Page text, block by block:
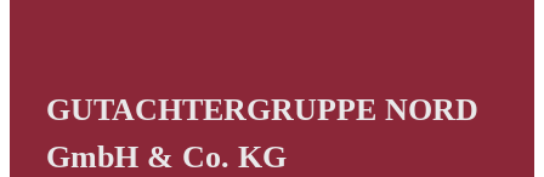
GUTACHTERGRUPPE NORD
GmbH & Co. KG